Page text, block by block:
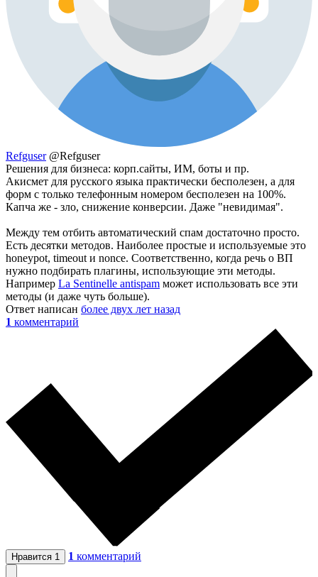
Refguser @Refguser
Решения для бизнеса: корп.сайты, ИМ, боты и пр.
Акисмет для русского языка практически бесполезен, а для
форм с только телефонным номером бесполезен на 100%.
Капча же - зло, снижение конверсии. Даже "невидимая".
Между тем отбить автоматический спам достаточно просто.
Есть десятки методов. Наиболее простые и используемые это
honeypot, timeout и nonce. Соответственно, когда речь о ВП
нужно подбирать плагины, использующие эти методы.
Например La Sentinelle antispam может использовать все эти
методы (и даже чуть больше).
Ответ написан более двух лет назад
1 комментарий
Нравится 1 1 комментарий